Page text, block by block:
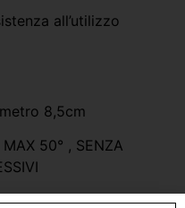
all’utilizzo
8,5cm
50° , SENZA